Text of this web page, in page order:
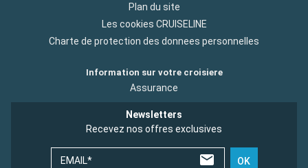
Plan du site
Les cookies CRUISELINE
Charte de protection des donnees personnelles
Information sur votre croisiere
Assurance
Newsletters
Recevez nos offres exclusives
EMAIL* OK